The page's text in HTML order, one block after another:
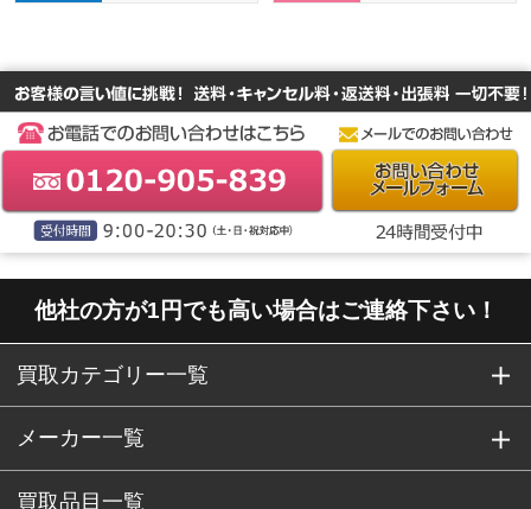
他社の方が1円でも高い場合はご連絡下さい！
買取カテゴリー一覧
メーカー一覧
買取品目一覧